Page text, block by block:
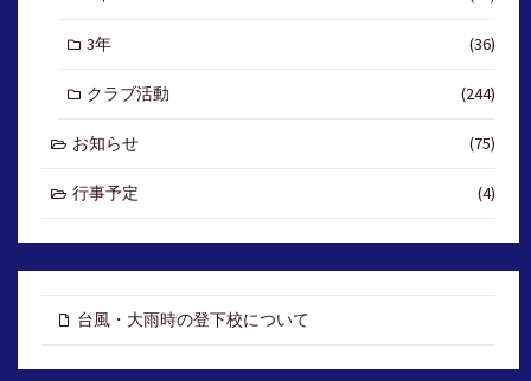
3年 (36)
クラブ活動 (244)
お知らせ (75)
行事予定 (4)
台風・大雨時の登下校について